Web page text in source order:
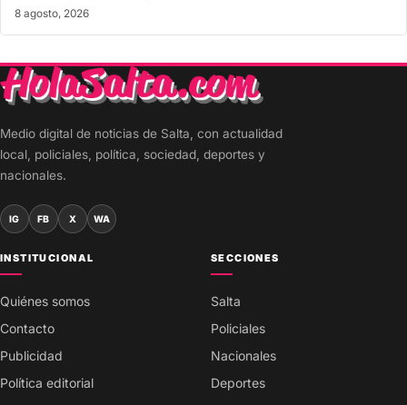
8 agosto, 2026
Medio digital de noticias de Salta, con actualidad
local, policiales, política, sociedad, deportes y
nacionales.
IG FB X WA
INSTITUCIONAL
Quiénes somos
Contacto
Publicidad
Política editorial
SECCIONES
Salta
Policiales
Nacionales
Deportes